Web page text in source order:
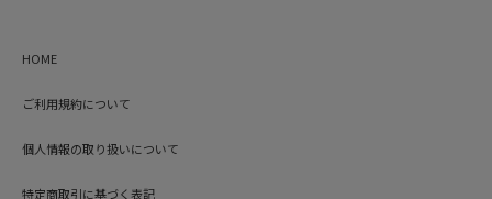
HOME
ご利用規約について
個人情報の取り扱いについて
特定商取引に基づく表記